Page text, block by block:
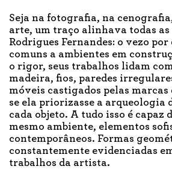
Seja na fotografia, na
arte, um traço alinhava todas as
Rodrigues Fernandes: o vezo por
comuns a ambientes em
o rigor, seus trabalhos lidam
madeira, fios, paredes
móveis castigados pelas marcas
se ela priorizasse a arqueologia
cada objeto. A tudo isso é capaz
mesmo ambiente, elementos
contemporâneos. Formas
constantemente evidenciadas
trabalhos da artista.